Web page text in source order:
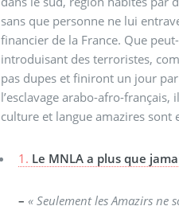
sans que personne ne lui
financier de la France. Que
introduisant des terroristes,
pas dupes et finiront un jour
l’esclavage arabo-afro-
culture et langue amazires sont
1. Le MNLA a plus que
– « Seulement les Amazirs ne